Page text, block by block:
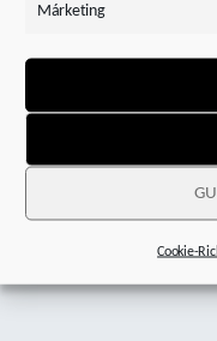
Márketing
Cookie-